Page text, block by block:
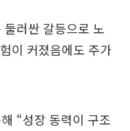
러싼 갈등으로 노
이 커졌음에도 주가
“성장 동력이 구조